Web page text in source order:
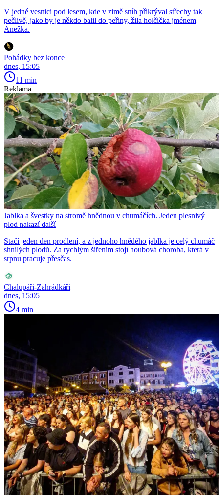
V jedné vesnici pod lesem, kde v zimě sníh přikrýval střechy tak
pečlivě, jako by je někdo balil do peřiny, žila holčička jménem
Anežka.
Pohádky bez konce
dnes, 15:05
11 min
Reklama
Jablka a švestky na stromě hnědnou v chumáčích. Jeden plesnivý
plod nakazí další
Stačí jeden den prodlení, a z jednoho hnědého jablka je celý chumáč
shnilých plodů. Za rychlým šířením stojí houbová choroba, která v
srpnu pracuje přesčas.
Chalupáři-Zahrádkáři
dnes, 15:05
4 min